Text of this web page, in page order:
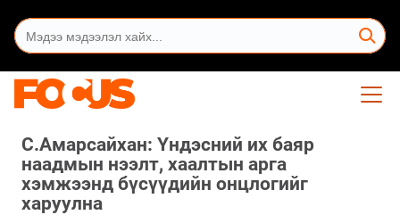
С.Амарсайхан: Үндэсний их баяр
наадмын нээлт, хаалтын арга
хэмжээнд бүсүүдийн онцлогийг
харуулна